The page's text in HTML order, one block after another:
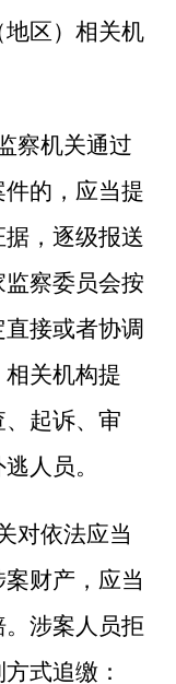
区）相关机
机关通过
的，应当提
，逐级报送
察委员会按
接或者协调
关机构提
起诉、审
人员。
依法应当
财产，应当
涉案人员拒
式追缴：